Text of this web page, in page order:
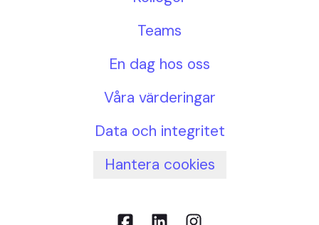
Teams
En dag hos oss
Våra värderingar
Data och integritet
Hantera cookies